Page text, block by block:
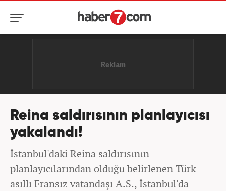
Reina saldırısının planlayıcısı
yakalandı!
İstanbul'daki Reina saldırısının
planlayıcılarından olduğu belirlenen Türk
asıllı Fransız vatandaşı A.S., İstanbul'da